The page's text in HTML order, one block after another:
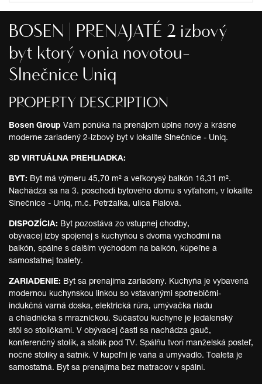
BOSEN | PRENAJATÉ 2 izbový
byt ktorý vonia novotou-
Slnečnice Uniq
PROPERTY DESCRIPTION
Bosen Group Vám ponúka na prenájom úplne nový a krásne
moderne zariadený 2-izbový byt v lokalite Slnečnice - Uniq.
3D VIRTUÁLNA PREHLIADKA:
BYT: Byt má výmeru 45,70 m² a veľkorysý balkón 16,31 m².
Nachádza sa na 3. poschodí bytového domu s výťahom, v lokalite
Slnečnice - Uniq, m.č. Petržalka, ulica Fialová.
DISPOZÍCIA: Byt pozostáva zo vstupnej chodby,
obývacej izby spojenej s kuchyňou s dvoma východmi na
balkón, spálne s ďalším východom na balkón, kúpeľne a
samostatnej toalety.
ZARIADENIE: Byt sa prenajíma zariadený. Kuchyňa je vybavená
modernou kuchynskou linkou so vstavanými spotrebičmi-
indukčná varná doska, elektrická rúra, umývačka riadu
a chladnička s mrazničkou. Súčasťou kuchyne je jedálenský
stôl so stoličkami. V obývacej časti sa nachádza gauč,
konferenčný stolík, a stolík pod TV. Spálňu tvorí manželská posteľ,
nočné stolíky a šatník. V kúpeľni je vaňa a umývadlo. Toaleta je
samostatná. Byt sa prenajíma bez matracov v spálni.